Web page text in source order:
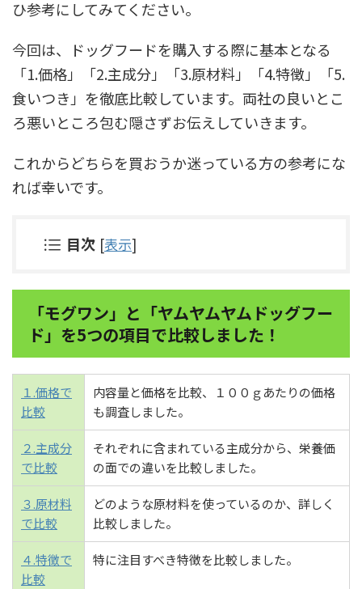
ひ参考にしてみてください。
今回は、ドッグフードを購入する際に基本となる
「1.価格」「2.主成分」「3.原材料」「4.特徴」「5.
食いつき」を徹底比較しています。両社の良いとこ
ろ悪いところ包む隠さずお伝えしていきます。
これからどちらを買おうか迷っている方の参考にな
れば幸いです。
目次 [表示]
「モグワン」と「ヤムヤムヤムドッグフー
ド」を5つの項目で比較しました！
１.価格で
比較
内容量と価格を比較、１００ｇあたりの価格
も調査しました。
２.主成分
で比較
それぞれに含まれている主成分から、栄養価
の面での違いを比較しました。
３.原材料
で比較
どのような原材料を使っているのか、詳しく
比較しました。
４.特徴で
比較
特に注目すべき特徴を比較しました。